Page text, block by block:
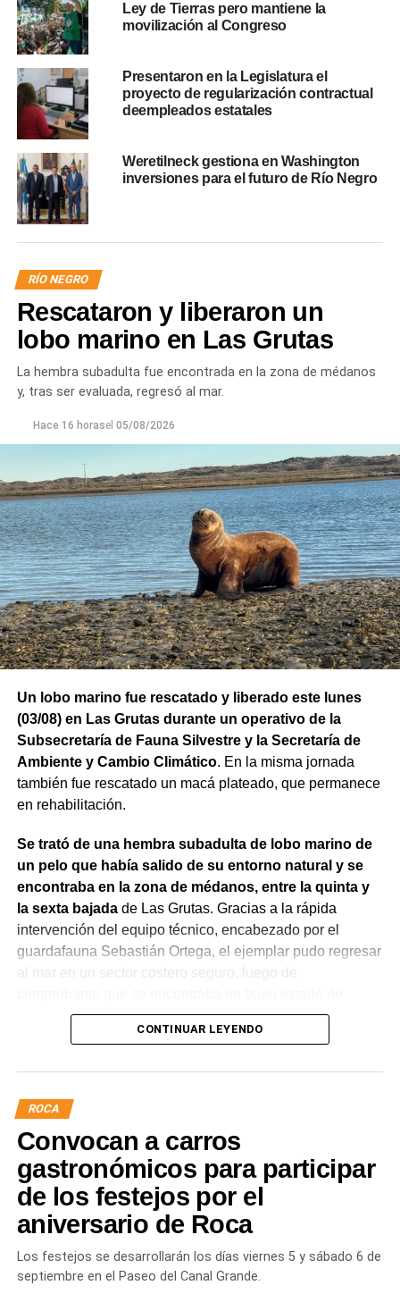
Ley de Tierras pero mantiene la
movilización al Congreso
Presentaron en la Legislatura el
proyecto de regularización contractual
deempleados estatales
Weretilneck gestiona en Washington
inversiones para el futuro de Río Negro
RÍO NEGRO
Rescataron y liberaron un
lobo marino en Las Grutas
La hembra subadulta fue encontrada en la zona de médanos
y, tras ser evaluada, regresó al mar.
Hace 16 horasel 05/08/2026
Un lobo marino fue rescatado y liberado este lunes
(03/08) en Las Grutas durante un operativo de la
Subsecretaría de Fauna Silvestre y la Secretaría de
Ambiente y Cambio Climático. En la misma jornada
también fue rescatado un macá plateado, que permanece
en rehabilitación.
Se trató de una hembra subadulta de lobo marino de
un pelo que había salido de su entorno natural y se
encontraba en la zona de médanos, entre la quinta y
la sexta bajadade Las Grutas. Gracias a la rápida
intervención del equipo técnico, encabezado por el
guardafauna Sebastián Ortega, el ejemplar pudo regresar
para el lobo marino como para vecinos, turistas y
mascotas que circulaban por el lugar. Tras una
evaluación clínica, el animal fue trasladado mediante
protocolos de manejo seguro y liberado en un ambiente
adecuado para su descanso.
CONTINUAR LEYENDO
ROCA
Convocan a carros
gastronómicos para participar
de los festejos por el
aniversario de Roca
Los festejos se desarrollarán los días viernes 5 y sábado 6 de
septiembre en el Paseo del Canal Grande.